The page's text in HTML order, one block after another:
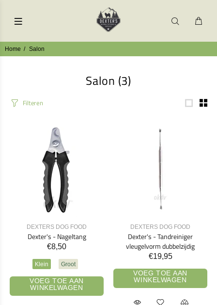
Home Salon
Salon (3)
Filteren
DEXTERS DOG FOOD
Dexter's - Nageltang
€8,50
Klein Groot
VOEG TOE AAN
WINKELWAGEN
DEXTERS DOG FOOD
Dexter's - Tandreiniger
vleugelvorm dubbelzijdig
€19,95
VOEG TOE AAN
WINKELWAGEN